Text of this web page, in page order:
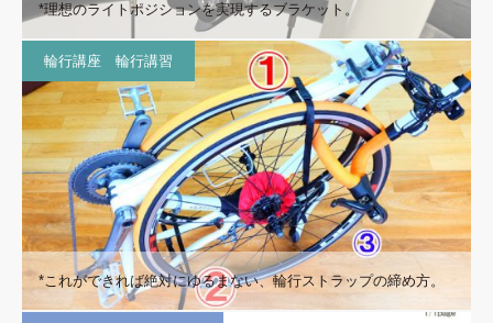
*理想のライトポジションを実現するブラケット。
輪行講座 輪行講習
*これができれば絶対にゆるまない、輪行ストラップの締め方。